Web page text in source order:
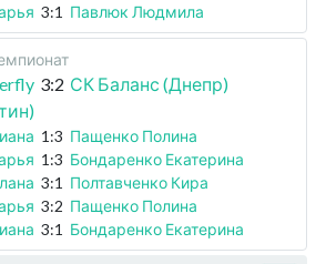
3:1 Павлюк Людмила
3:2 СК Баланс (Днепр)
1:3 Пащенко Полина
1:3 Бондаренко Екатерина
3:1 Полтавченко Кира
3:2 Пащенко Полина
3:1 Бондаренко Екатерина